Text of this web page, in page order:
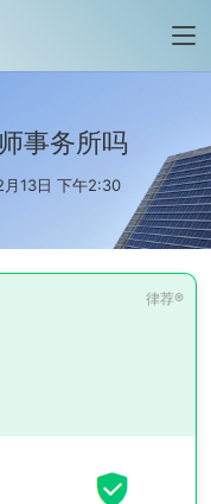
事务所吗
13日 下午2:30